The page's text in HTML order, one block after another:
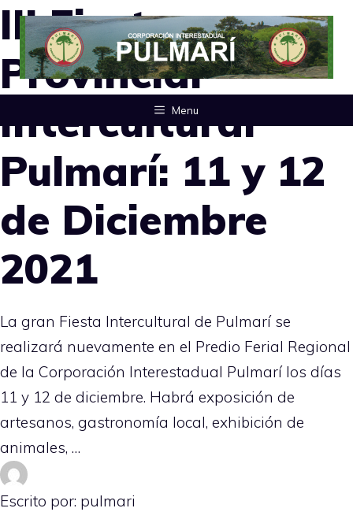
Saltar
al
contenido
Menu
III Fiesta
Provincial
Intercultural
Pulmarí: 11 y 12
de Diciembre
2021
La gran Fiesta Intercultural de Pulmarí se
realizará nuevamente en el Predio Ferial Regional
de la Corporación Interestadual Pulmarí los días
11 y 12 de diciembre. Habrá exposición de
artesanos, gastronomía local, exhibición de
animales, …
Escrito por: pulmari